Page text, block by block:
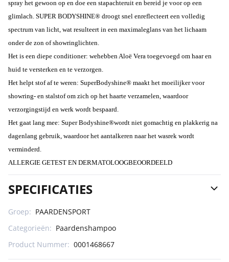
spray het gewoon op en doe een stapachteruit en bereid je voor op een
glimlach. SUPER BODYSHINE® droogt snel enreflecteert een volledig
spectrum van licht, wat resulteert in een maximaleglans van het lichaam
onder de zon of showringlichten.
Het is een diepe conditioner: wehebben Aloë Vera toegevoegd om haar en
huid te versterken en te verzorgen.
Het helpt stof af te weren: SuperBodyshine® maakt het moeilijker voor
showring- en stalstof om zich op het haarte verzamelen, waardoor
verzorgingstijd en werk wordt bespaard.
Het gaat lang mee: Super Bodyshine®wordt niet gomachtig en plakkerig na
dagenlang gebruik, waardoor het aantalkeren naar het wasrek wordt
verminderd.
ALLERGIE GETEST EN DERMATOLOOGBEOORDEELD
SPECIFICATIES
Groep: PAARDENSPORT
Categorieën: Paardenshampoo
Product Nummer: 0001468667